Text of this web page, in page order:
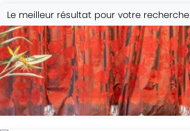
Le meilleur résultat pour votre recherche